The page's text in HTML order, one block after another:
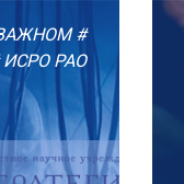
#
ИСРО РАО